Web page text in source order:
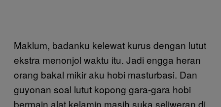
Maklum, badanku kelewat kurus dengan lutut
ekstra menonjol waktu itu. Jadi engga heran
orang bakal mikir aku hobi masturbasi. Dan
guyonan soal lutut kopong gara-gara hobi
bermain alat kelamin masih suka seliweran di